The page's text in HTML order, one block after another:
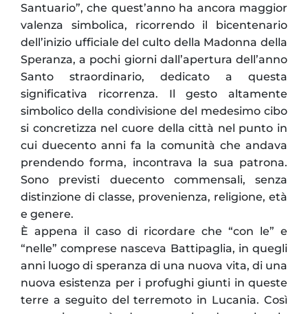
Santuario”, che quest’anno ha ancora maggior
valenza simbolica, ricorrendo il bicentenario
dell’inizio ufficiale del culto della Madonna della
Speranza, a pochi giorni dall’apertura dell’anno
Santo straordinario, dedicato a questa
significativa ricorrenza. Il gesto altamente
simbolico della condivisione del medesimo cibo
si concretizza nel cuore della città nel punto in
cui duecento anni fa la comunità che andava
prendendo forma, incontrava la sua patrona.
Sono previsti duecento commensali, senza
distinzione di classe, provenienza, religione, età
e genere.
È appena il caso di ricordare che “con le” e
“nelle” comprese nasceva Battipaglia, in quegli
anni luogo di speranza di una nuova vita, di una
nuova esistenza per i profughi giunti in queste
terre a seguito del terremoto in Lucania. Così